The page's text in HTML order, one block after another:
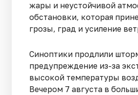
жары и неустойчивой
обстановки, которая
грозы, град и усиление
Синоптики продлили
предупреждение из-за
высокой температуры
Вечером 7 августа в